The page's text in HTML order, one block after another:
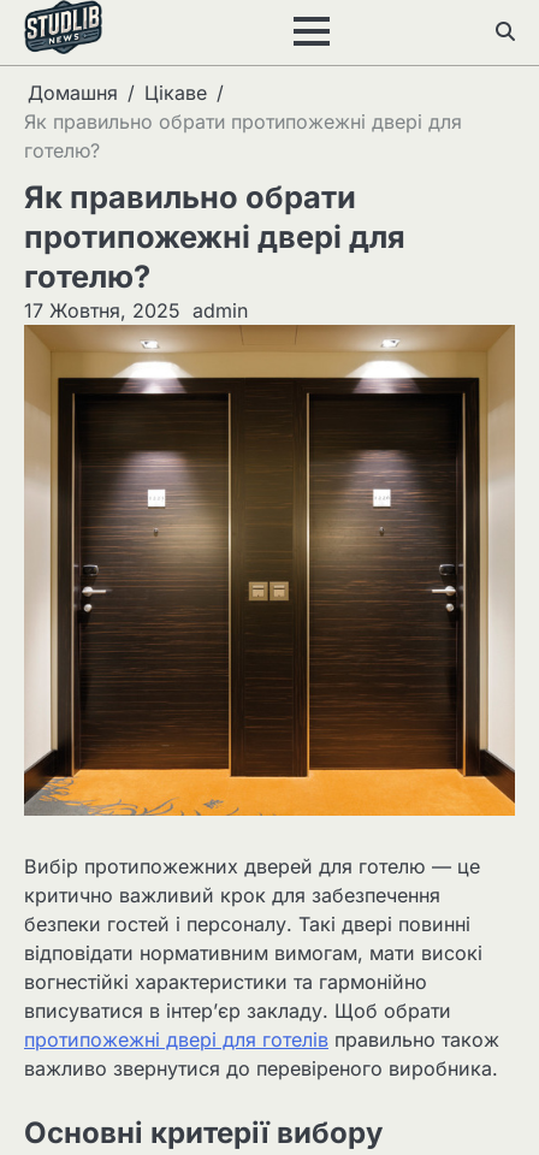
Перейти
вмісту
Домашня
Цікаве
Як правильно обрати протипожежні двері для
готелю?
Як правильно обрати
протипожежні двері для
готелю?
17 Жовтня, 2025 admin
Вибір протипожежних дверей для готелю — це
критично важливий крок для забезпечення
безпеки гостей і персоналу. Такі двері повинні
відповідати нормативним вимогам, мати високі
вогнестійкі характеристики та гармонійно
вписуватися в інтер’єр закладу. Щоб обрати
протипожежні двері для готелів правильно також
важливо звернутися до перевіреного виробника.
Основні критерії вибору